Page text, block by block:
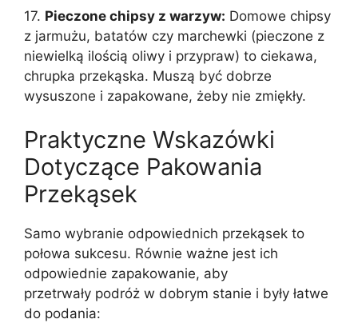
17. Pieczone chipsy z warzyw: Domowe chipsy
z jarmużu, batatów czy marchewki (pieczone z
niewielką ilością oliwy i przypraw) to ciekawa,
chrupka przekąska. Muszą być dobrze
wysuszone i zapakowane, żeby nie zmiękły.
Praktyczne Wskazówki
Dotyczące Pakowania
Przekąsek
Samo wybranie odpowiednich przekąsek to
połowa sukcesu. Równie ważne jest ich
odpowiednie zapakowanie, aby
przetrwały podróż w dobrym stanie i były łatwe
do podania: